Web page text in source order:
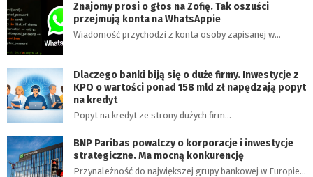
Znajomy prosi o głos na Zofię. Tak oszuści
przejmują konta na WhatsAppie
Wiadomość przychodzi z konta osoby zapisanej w…
Dlaczego banki biją się o duże firmy. Inwestycje z
KPO o wartości ponad 158 mld zł napędzają popyt
na kredyt
Popyt na kredyt ze strony dużych firm…
BNP Paribas powalczy o korporacje i inwestycje
strategiczne. Ma mocną konkurencję
Przynależność do największej grupy bankowej w Europie…